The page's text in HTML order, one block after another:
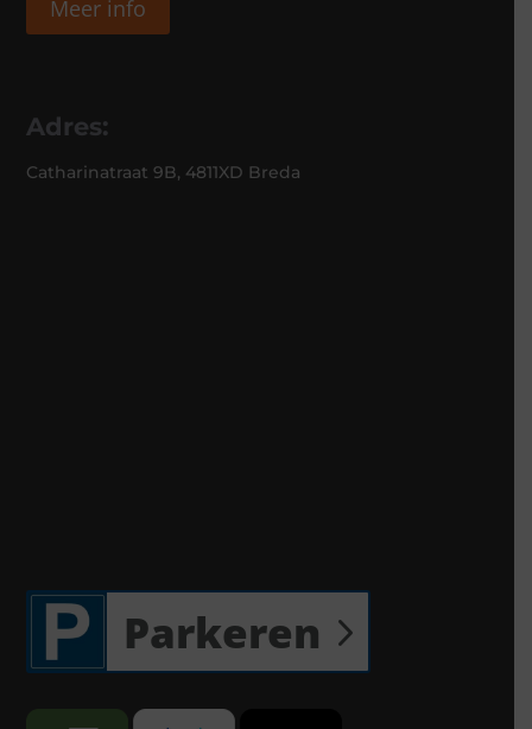
Meer info
Adres:
Catharinatraat 9B, 4811XD Breda
Parkeren